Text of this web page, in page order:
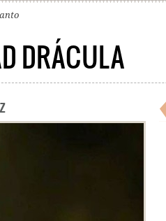
DRÁCULA